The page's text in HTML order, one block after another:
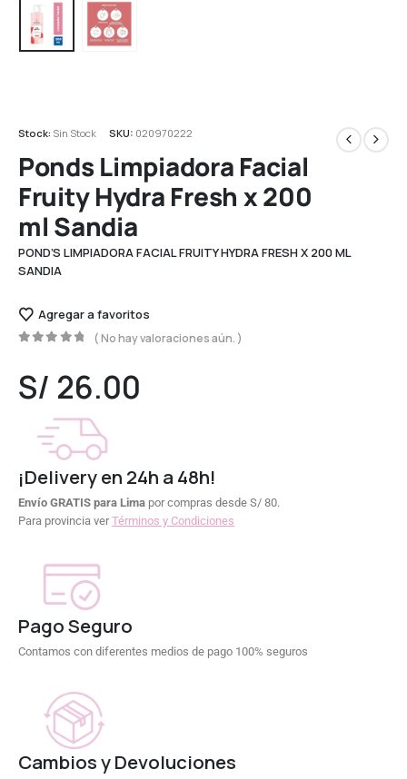
Stock: Sin Stock SKU: 020970222
Ponds Limpiadora Facial
Fruity Hydra Fresh x 200
ml Sandia
POND’S LIMPIADORA FACIAL FRUITY HYDRA FRESH X 200 ML
SANDIA
Agregar a favoritos
( No hay valoraciones aún. )
S/ 26.00
¡Delivery en 24h a 48h!
Envío GRATIS para Lima por compras desde S/ 80.
Para provincia verTérminos y Condiciones
Pago Seguro
Contamos con diferentes medios de pago 100% seguros
Cambios y Devoluciones